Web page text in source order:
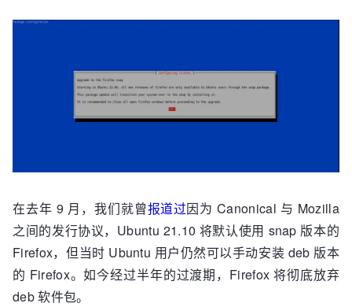
在去年 9 月，我们就曾报道过因为 Canonical 与 Mozilla
之间的发行协议，Ubuntu 21.10 将默认使用 snap 版本的
Firefox，但当时 Ubuntu 用户仍然可以手动安装 deb 版本
的 Firefox。如今经过半年的过渡期，Firefox 将彻底放弃
deb 软件包。